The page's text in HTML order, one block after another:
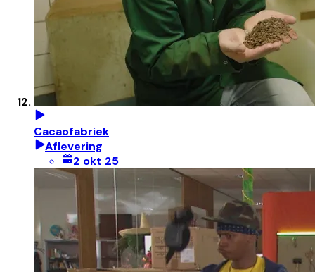
Cacaofabriek
Aflevering
2 okt 25